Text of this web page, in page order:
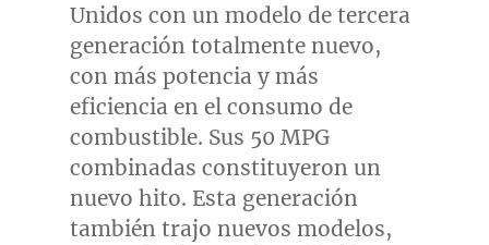
Unidos con un modelo de tercera
generación totalmente nuevo,
con más potencia y más
eficiencia en el consumo de
combustible. Sus 50 MPG
combinadas constituyeron un
nuevo hito. Esta generación
también trajo nuevos modelos,